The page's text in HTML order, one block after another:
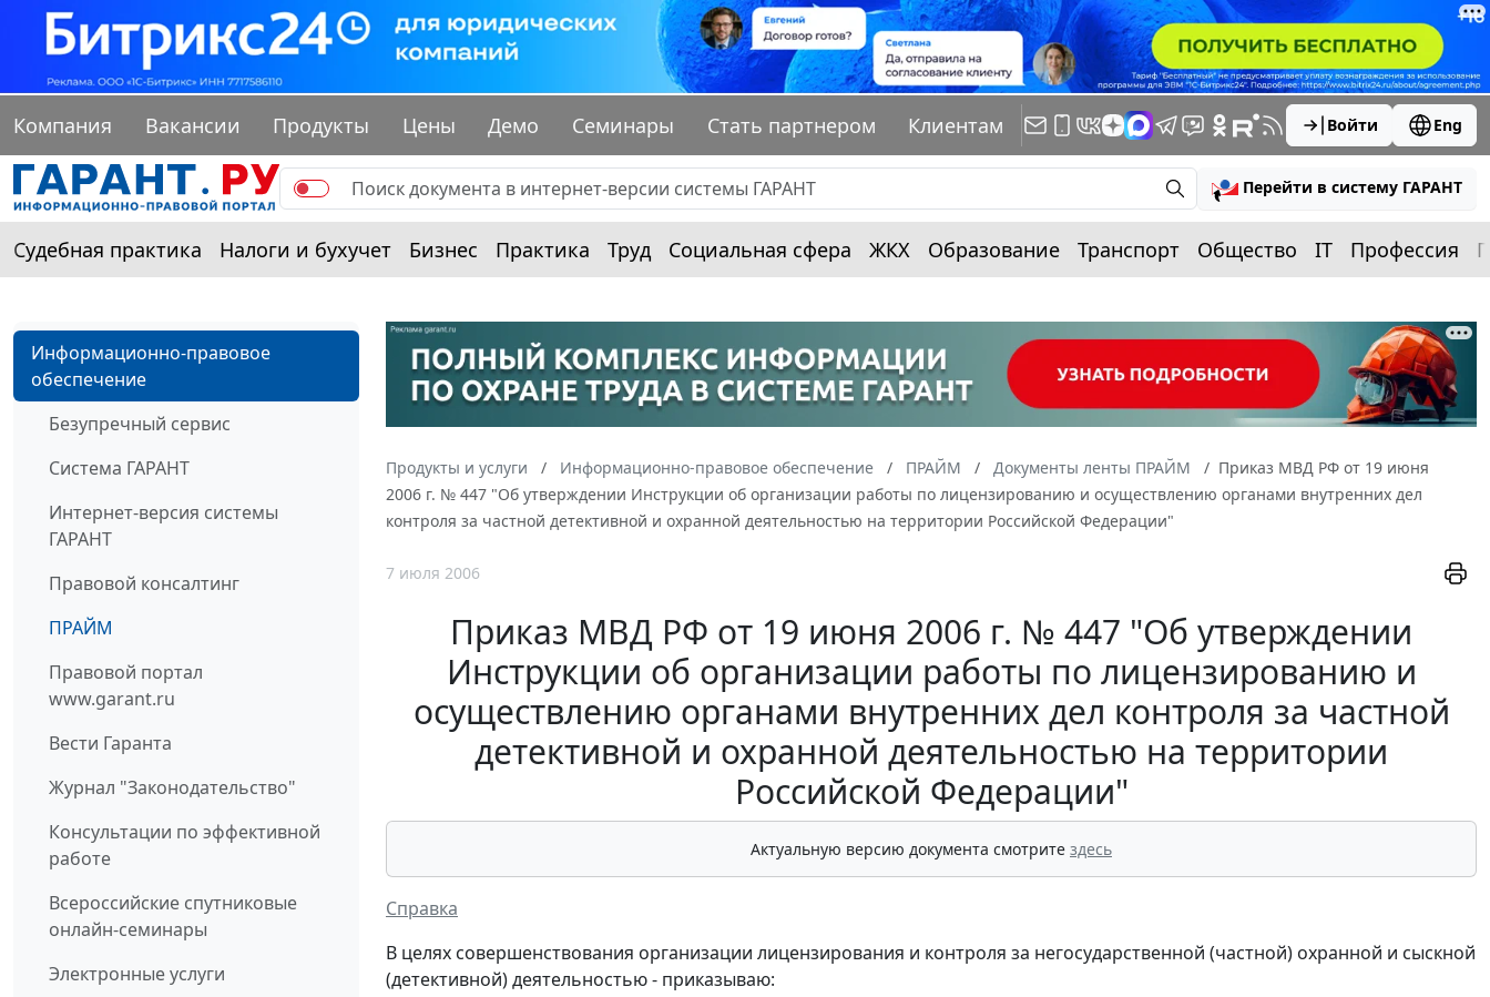
Компания Вакансии Продукты Цены Демо Семинары Стать партнером Клиентам Войти Eng
Перейти в систему ГАРАНТ
Судебная практика Налоги и бухучет Бизнес Практика Труд Социальная сфера ЖКХ Образование Транспорт Общество IT Профессия
Информационно-правовое
обеспечение
Безупречный сервис
Система ГАРАНТ
Интернет-версия системы
ГАРАНТ
Правовой консалтинг
ПРАЙМ
Правовой портал
www.garant.ru
Вести Гаранта
Журнал "Законодательство"
Консультации по эффективной
работе
Всероссийские спутниковые
онлайн-семинары
Электронные услуги
Продукты и услуги Информационно-правовое обеспечение ПРАЙМ Документы ленты ПРАЙМ
Приказ МВД РФ от 19 июня
2006 г. № 447 "Об утверждении Инструкции об организации работы по лицензированию и осуществлению органами внутренних дел
контроля за частной детективной и охранной деятельностью на территории Российской Федерации"
7 июля 2006
Приказ МВД РФ от 19 июня 2006 г. № 447 "Об утверждении
Инструкции об организации работы по лицензированию и
осуществлению органами внутренних дел контроля за частной
детективной и охранной деятельностью на территории
Российской Федерации"
Актуальную версию документа смотрите здесь
Справка
В целях совершенствования организации лицензирования и контроля за негосударственной (частной) охранной и сыскной
(детективной) деятельностью - приказываю: